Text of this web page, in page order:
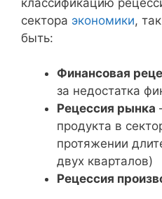
сектора экономики,
быть:
Финансовая
за недостатка
Рецессия рынка
продукта в
протяжении
двух кварталов)
Рецессия